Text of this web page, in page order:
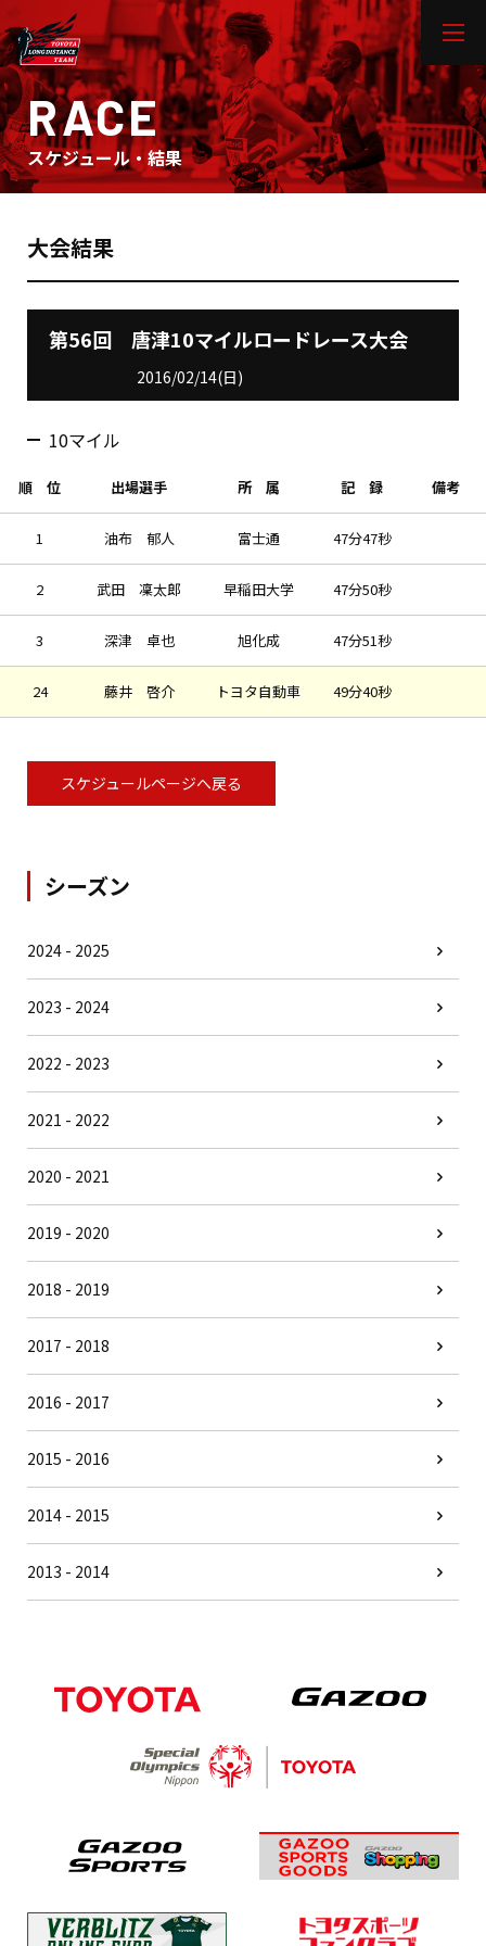
RACE
スケジュール・結果
シーズン
2024 - 2025
2023 - 2024
2022 - 2023
2021 - 2022
2020 - 2021
2019 - 2020
2018 - 2019
2017 - 2018
2016 - 2017
2015 - 2016
2014 - 2015
2013 - 2014
大会結果
第56回 唐津10マイルロードレース大会
2016/02/14(日)
10マイル
順 位 出場選手 所 属 記 録 備考
1 油布 郁人 富士通 47分47秒
2 武田 凜太郎 早稲田大学 47分50秒
3 深津 卓也 旭化成 47分51秒
24 藤井 啓介 トヨタ自動車 49分40秒
スケジュールページへ戻る